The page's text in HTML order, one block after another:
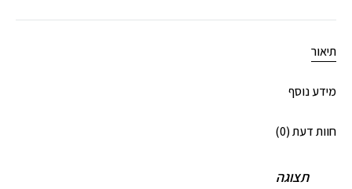
תיאור
מידע נוסף
חוות דעת (0)
תצוגה